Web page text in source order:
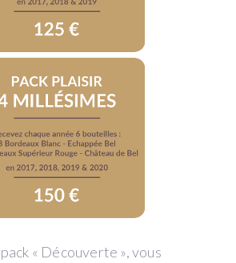
« Découverte », vous